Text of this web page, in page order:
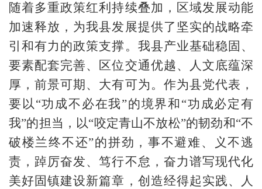
随着多重政策红利持续叠加，区域发展动能
加速释放，为我县发展提供了坚实的战略牵
引和有力的政策支撑。我县产业基础稳固、
要素配套完善、区位交通优越、人文底蕴深
厚，前景可期、大有可为。作为县党代表，
要以“功成不必在我”的境界和“功成必定有
我”的担当，以“咬定青山不放松”的韧劲和“不
破楼兰终不还”的拼劲，事不避难、义不逃
责，踔厉奋发、笃行不怠，奋力谱写现代化
美好固镇建设新篇章，创造经得起实践、人